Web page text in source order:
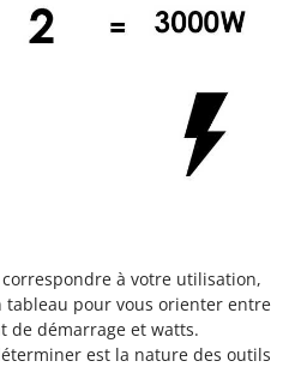
à votre utilisation,
tableau pour vous orienter entre
de démarrage et watts.
est la nature des outils